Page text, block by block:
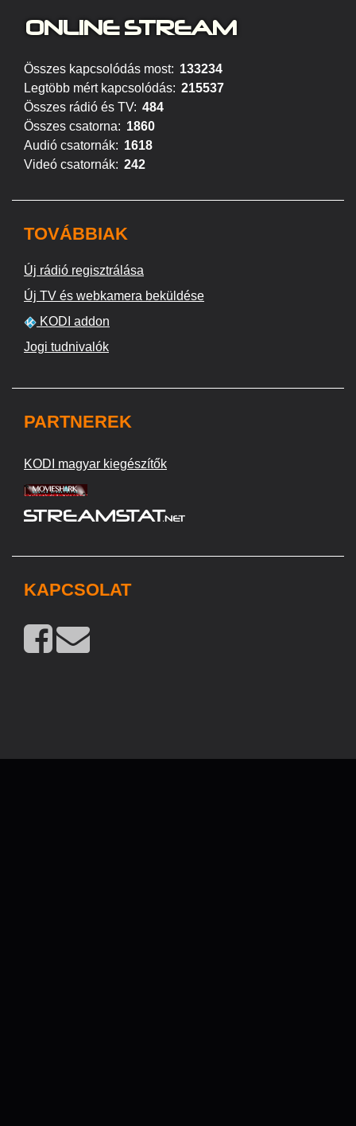
ONLINE STREAM
Összes kapcsolódás most: 133234
Legtöbb mért kapcsolódás: 215537
Összes rádió és TV: 484
Összes csatorna: 1860
Audió csatornák: 1618
Videó csatornák: 242
TOVÁBBIAK
Új rádió regisztrálása
Új TV és webkamera beküldése
KODI addon
Jogi tudnivalók
PARTNEREK
KODI magyar kiegészítők
KAPCSOLAT